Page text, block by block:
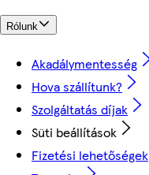
Rólunk
Akadálymentesség
Hova szállítunk?
Szolgáltatás díjak
Süti beállítások
Fizetési lehetőségek